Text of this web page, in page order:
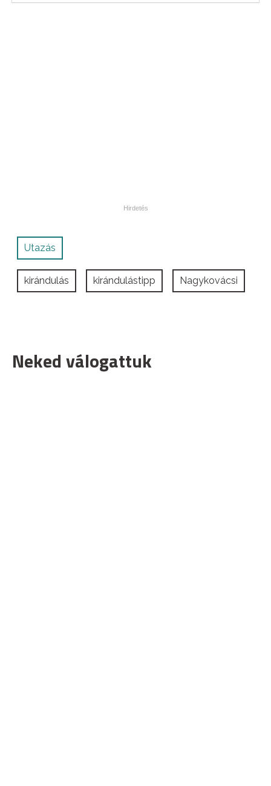
Utazás
kirándulás kirándulástipp Nagykovácsi
Neked válogattuk